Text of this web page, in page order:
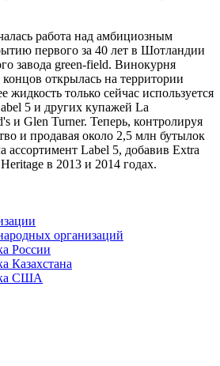
работа над амбициозным
первого за 40 лет в Шотландии
завода green-field. Винокурня
открылась на территории
жидкость только сейчас используется
5 и других купажей La
и Glen Turner. Теперь, контролируя
и продавая около 2,5 млн бутылок
ассортимент Label 5, добавив Extra
в 2013 и 2014 годах.
организаций
России
Казахстана
США